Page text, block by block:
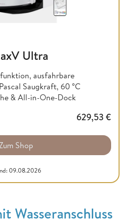
Ultra
ausfahrbare
Saugkraft, 60 °C
& All-in-One-Dock
629,53 €
Shop
09.08.2026
Wasseranschluss